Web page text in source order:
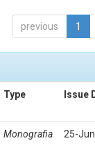
previous 1
Type Issue
Monografia 25-